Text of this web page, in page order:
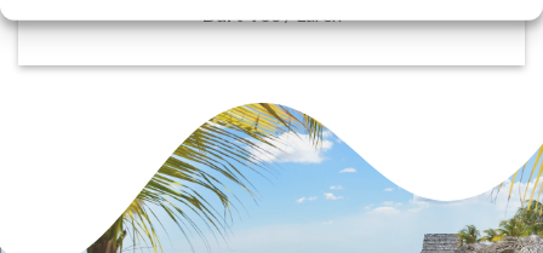
Bart Vos / Laren